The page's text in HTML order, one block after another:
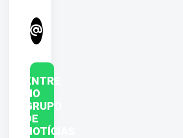
ENTRE
NO
GRUPO
DE
NOTÍCIAS